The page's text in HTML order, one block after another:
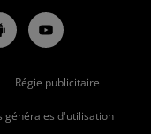
Régie publicitaire
générales d'utilisation